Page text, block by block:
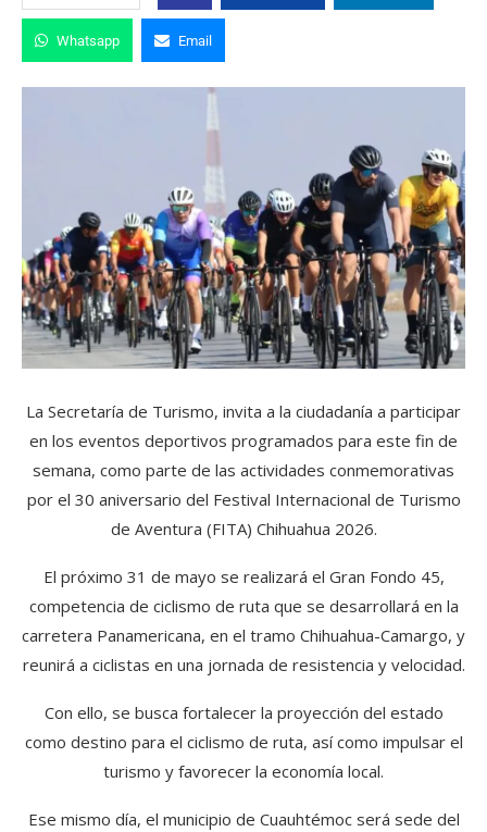
Whatsapp Email
La Secretaría de Turismo, invita a la ciudadanía a participar
en los eventos deportivos programados para este fin de
semana, como parte de las actividades conmemorativas
por el 30 aniversario del Festival Internacional de Turismo
de Aventura (FITA) Chihuahua 2026.
El próximo 31 de mayo se realizará el Gran Fondo 45,
competencia de ciclismo de ruta que se desarrollará en la
carretera Panamericana, en el tramo Chihuahua-Camargo, y
reunirá a ciclistas en una jornada de resistencia y velocidad.
Con ello, se busca fortalecer la proyección del estado
como destino para el ciclismo de ruta, así como impulsar el
turismo y favorecer la economía local.
Ese mismo día, el municipio de Cuauhtémoc será sede del